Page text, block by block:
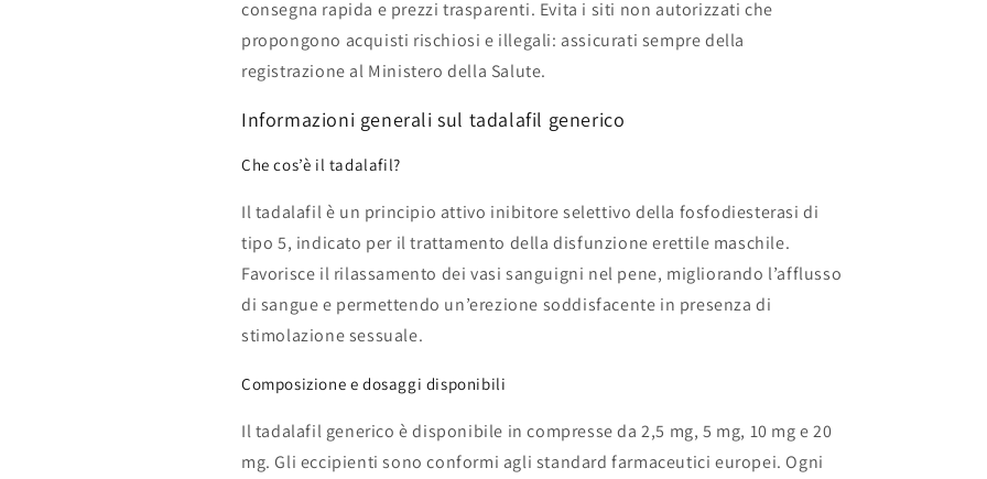
consegna rapida e prezzi trasparenti. Evita i siti non autorizzati che
propongono acquisti rischiosi e illegali: assicurati sempre della
registrazione al Ministero della Salute.
Informazioni generali sul tadalafil generico
Che cos’è il tadalafil?
Il tadalafil è un principio attivo inibitore selettivo della fosfodiesterasi di
tipo 5, indicato per il trattamento della disfunzione erettile maschile.
Favorisce il rilassamento dei vasi sanguigni nel pene, migliorando l’afflusso
di sangue e permettendo un’erezione soddisfacente in presenza di
stimolazione sessuale.
Composizione e dosaggi disponibili
Il tadalafil generico è disponibile in compresse da 2,5 mg, 5 mg, 10 mg e 20
mg. Gli eccipienti sono conformi agli standard farmaceutici europei. Ogni